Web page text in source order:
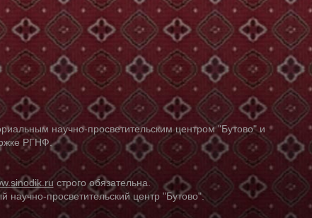
научно-просветительским центром "Бутово" и
РГНФ.
строго обязательна.
просветительский центр "Бутово".